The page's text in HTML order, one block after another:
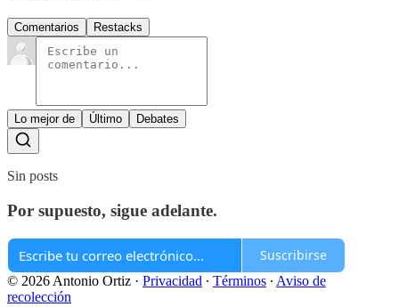
Comentarios Restacks
Lo mejor de Último Debates
Sin posts
Por supuesto, sigue adelante.
Suscribirse
© 2026 Antonio Ortiz · Privacidad ∙ Términos ∙ Aviso de
recolección